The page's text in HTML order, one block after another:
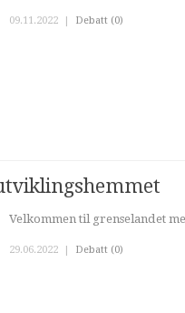
09.11.2022 | Debatt (0)
Velkommen til grenselandet
29.06.2022 Debatt (0)